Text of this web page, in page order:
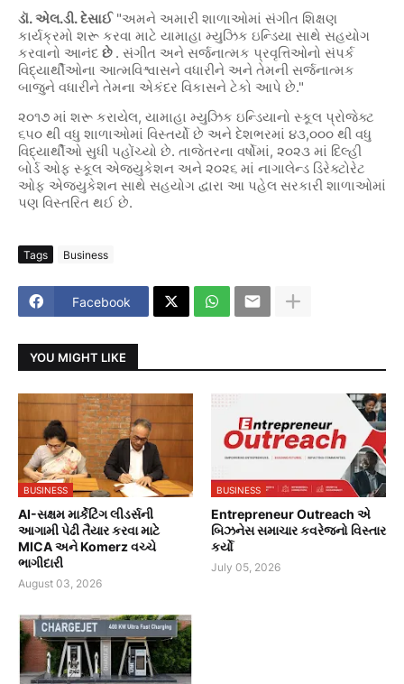
ડૉ. એલ.ડી. દેસાઈ"અમને અમારી શાળાઓમાં સંગીત શિક્ષણ
કાર્યક્રમો શરૂ કરવા માટે યામાહા મ્યુઝિક ઇન્ડિયા સાથે સહયોગ
કરવાનો આનંદ છે . સંગીત અને સર્જનાત્મક પ્રવૃત્તિઓનો સંપર્ક
વિદ્યાર્થીઓના આત્મવિશ્વાસને વધારીને અને તેમની સર્જનાત્મક
બાજુને વધારીને તેમના એકંદર વિકાસને ટેકો આપે છે."
૨૦૧૭ માં શરૂ કરાયેલ, યામાહા મ્યુઝિક ઇન્ડિયાનો સ્કૂલ પ્રોજેક્ટ
૬૫૦ થી વધુ શાળાઓમાં વિસ્તર્યો છે અને દેશભરમાં ૪૩,૦૦૦ થી વધુ
વિદ્યાર્થીઓ સુધી પહોંચ્યો છે. તાજેતરના વર્ષોમાં, ૨૦૨૩ માં દિલ્હી
બોર્ડ ઓફ સ્કૂલ એજ્યુકેશન અને ૨૦૨૬ માં નાગાલેન્ડ ડિરેક્ટોરેટ
ઓફ એજ્યુકેશન સાથે સહયોગ દ્વારા આ પહેલ સરકારી શાળાઓમાં
પણ વિસ્તરિત થઈ છે.
Tags Business
Facebook
YOU MIGHT LIKE
BUSINESS
AI-સક્ષમ માર્કેટિંગ લીડર્સની
આગામી પેઢી તૈયાર કરવા માટે
MICA અને Komerz વચ્ચે
ભાગીદારી
August 03, 2026
BUSINESS
Entrepreneur Outreach એ
બિઝનેસ સમાચાર કવરેજનો વિસ્તાર
કર્યો
July 05, 2026